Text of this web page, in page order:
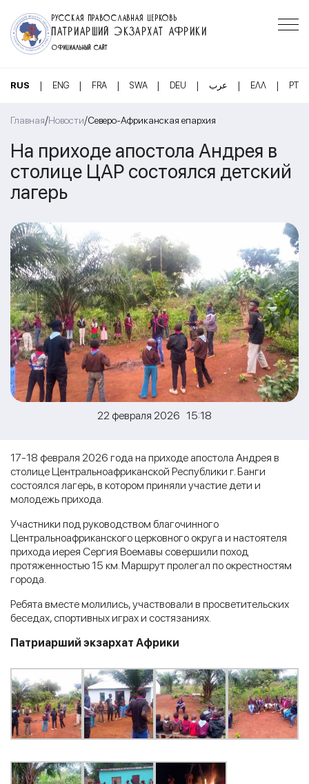
РУССКАЯ ПРАВОСЛАВНАЯ ЦЕРКОВЬ
ПАТРИАРШИЙ ЭКЗАРХАТ АФРИКИ
ОФИЦИАЛЬНЫЙ САЙТ
RUS | ENG | FRA | SWA | DEU | عرب | ΕΛΛ | PT
Главная/Новости/Северо-Африканская епархия
На приходе апостола Андрея в
столице ЦАР состоялся детский
лагерь
22 февраля 2026 15:18
17-18 февраля 2026 года на приходе апостола Андрея в
столице Центральноафриканской Республики г. Банги
состоялся лагерь, в котором приняли участие дети и
молодежь прихода.
Участники под руководством благочинного
Центральноафриканского церковного округа и настоятеля
прихода иерея Сергия Воемавы совершили поход
протяженностью 15 км. Маршрут пролегал по окрестностям
города.
Ребята вместе молились, участвовали в просветительских
беседах, спортивных играх и состязаниях.
Патриарший экзархат Африки